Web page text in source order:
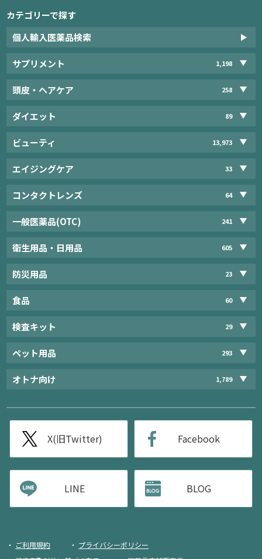
カテゴリーで探す
個人輸入医薬品検索
サプリメント 1,198
頭皮・ヘアケア 258
ダイエット 89
ビューティ 13,973
エイジングケア 33
コンタクトレンズ 64
一般医薬品(OTC) 241
衛生用品・日用品 605
防災用品 23
食品 60
検査キット 29
ペット用品 293
オトナ向け 1,789
X(旧Twitter) Facebook
LINE BLOG
ご利用規約
プライバシーポリシー